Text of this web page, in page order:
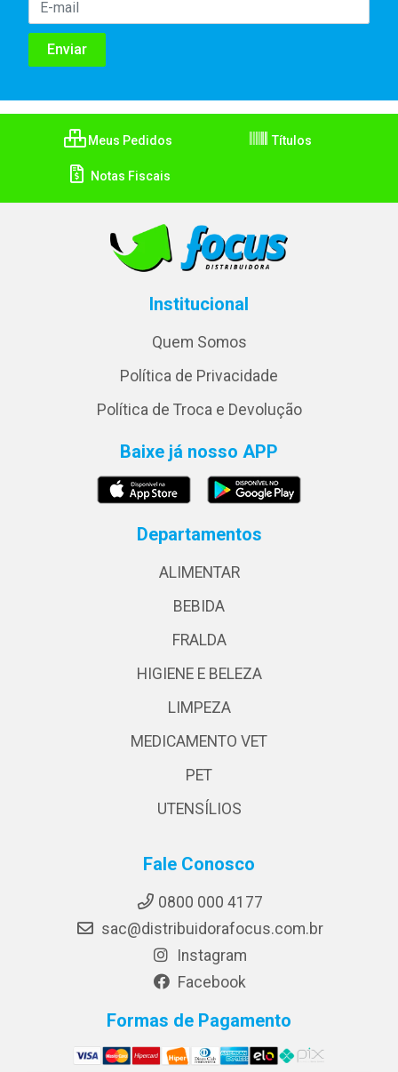
Meus Pedidos Títulos
Notas Fiscais
Institucional
Quem Somos
Política de Privacidade
Política de Troca e Devolução
Baixe já nosso APP
Departamentos
ALIMENTAR
BEBIDA
FRALDA
HIGIENE E BELEZA
LIMPEZA
MEDICAMENTO VET
PET
UTENSÍLIOS
Fale Conosco
0800 000 4177
sac@distribuidorafocus.com.br
Instagram
Facebook
Formas de Pagamento